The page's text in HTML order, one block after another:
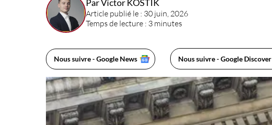
Par Victor KOSTIK
Article publié le : 30 juin, 2026
Temps de lecture : 3 minutes
Nous suivre - Google News Nous suivre - Google Discover